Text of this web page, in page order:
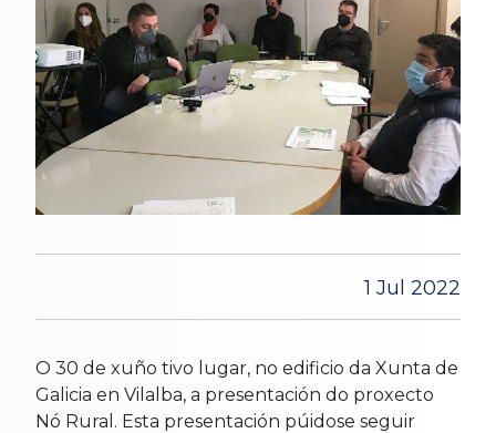
1 Jul 2022
O 30 de xuño tivo lugar, no edificio da Xunta de
Galicia en Vilalba, a presentación do proxecto
Nó Rural. Esta presentación púidose seguir